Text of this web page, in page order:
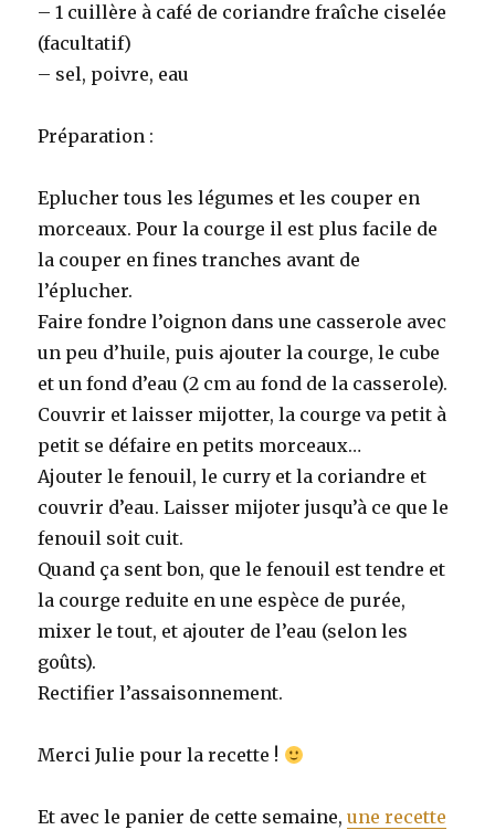
– 1 cuillère à café de coriandre fraîche ciselée
(facultatif)
– sel, poivre, eau
Préparation :
Eplucher tous les légumes et les couper en
morceaux. Pour la courge il est plus facile de
la couper en fines tranches avant de
l’éplucher.
Faire fondre l’oignon dans une casserole avec
un peu d’huile, puis ajouter la courge, le cube
et un fond d’eau (2 cm au fond de la casserole).
Couvrir et laisser mijotter, la courge va petit à
petit se défaire en petits morceaux…
Ajouter le fenouil, le curry et la coriandre et
couvrir d’eau. Laisser mijoter jusqu’à ce que le
fenouil soit cuit.
Quand ça sent bon, que le fenouil est tendre et
la courge reduite en une espèce de purée,
mixer le tout, et ajouter de l’eau (selon les
goûts).
Rectifier l’assaisonnement.
Merci Julie pour la recette !
Et avec le panier de cette semaine,une recette